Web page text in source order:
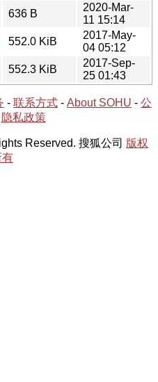
636 B
2020-Mar-
11 15:14
552.0 KiB
2017-May-
04 05:12
552.3 KiB
2017-Sep-
25 01:43
- 联系方式 - About SOHU - 公
隐私政策
Reserved. 搜狐公司 版权
有